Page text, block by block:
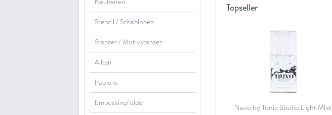
Stencil / Schablonen
Stanzer / Motivstanzer
Alben
Papiere
Embossingfolder
Topseller
Nuvo by Tonic Studio Light MIst